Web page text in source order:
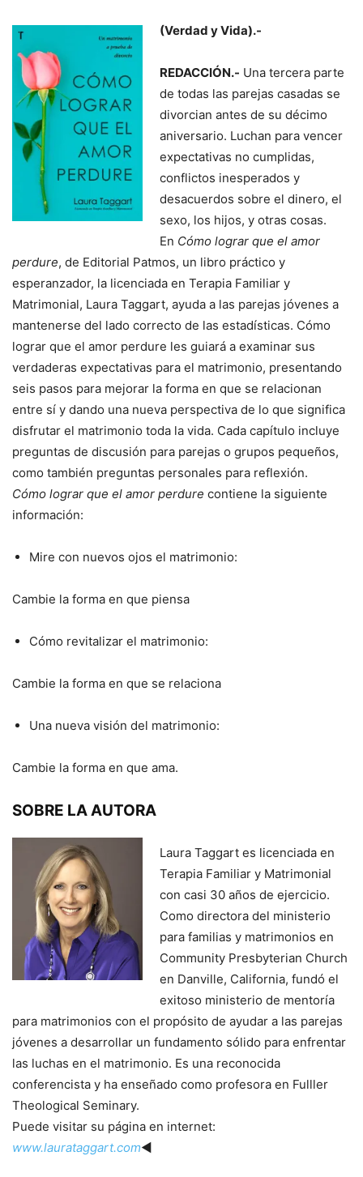
(Verdad y Vida).-
REDACCIÓN.- Una tercera parte
de todas las parejas casadas se
divorcian antes de su décimo
aniversario. Luchan para vencer
expectativas no cumplidas,
conflictos inesperados y
desacuerdos sobre el dinero, el
sexo, los hijos, y otras cosas.
En Cómo lograr que el amor
perdure, de Editorial Patmos, un libro práctico y
esperanzador, la licenciada en Terapia Familiar y
Matrimonial, Laura Taggart, ayuda a las parejas jóvenes a
mantenerse del lado correcto de las estadísticas. Cómo
lograr que el amor perdure les guiará a examinar sus
verdaderas expectativas para el matrimonio, presentando
seis pasos para mejorar la forma en que se relacionan
entre sí y dando una nueva perspectiva de lo que significa
disfrutar el matrimonio toda la vida. Cada capítulo incluye
preguntas de discusión para parejas o grupos pequeños,
como también preguntas personales para reflexión.
Cómo lograr que el amor perdure contiene la siguiente
información:
Mire con nuevos ojos el matrimonio:
Cambie la forma en que piensa
Cómo revitalizar el matrimonio:
Cambie la forma en que se relaciona
Una nueva visión del matrimonio:
Cambie la forma en que ama.
SOBRE LA AUTORA
Laura Taggart es licenciada en
Terapia Familiar y Matrimonial
con casi 30 años de ejercicio.
Como directora del ministerio
para familias y matrimonios en
Community Presbyterian Church
en Danville, California, fundó el
exitoso ministerio de mentoría
para matrimonios con el propósito de ayudar a las parejas
jóvenes a desarrollar un fundamento sólido para enfrentar
las luchas en el matrimonio. Es una reconocida
conferencista y ha enseñado como profesora en Fulller
Theological Seminary.
Puede visitar su página en internet:
www.laurataggart.com◄